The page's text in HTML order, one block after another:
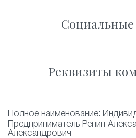
Социальные
Реквизиты
Полное наименование:
Предприниматель Репин
Александрович